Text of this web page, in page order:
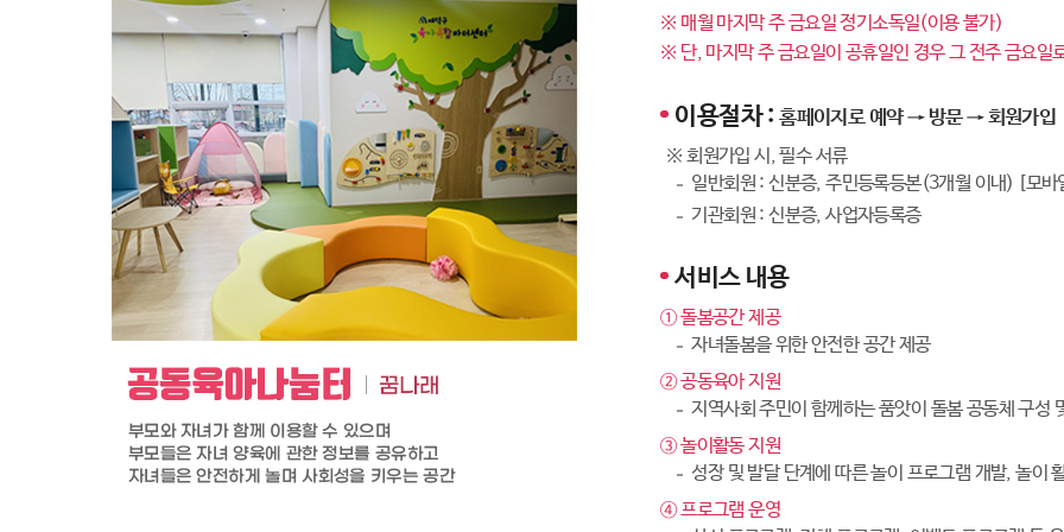
※ 매월 마지막 주 금요일 정기소독일(이용 불가)
※ 단, 마지막 주 금요일이 공휴일인 경우 그 전주 금요일
이용절차 :홈페이지로 예약 → 방문 → 회원가입
※ 회원가입 시, 필수 서류
일반회원 : 신분증, 주민등록등본(3개월 이내) [모바
기관회원 : 신분증, 사업자등록증
서비스 내용
① 돌봄공간 제공
자녀돌봄을 위한 안전한 공간 제공
② 공동육아 지원
지역사회 주민이 함께하는 품앗이 돌봄 공동체 구성
③ 놀이활동 지원
성장 및 발달 단계에 따른 놀이 프로그램 개발, 놀이
④ 프로그램 운영